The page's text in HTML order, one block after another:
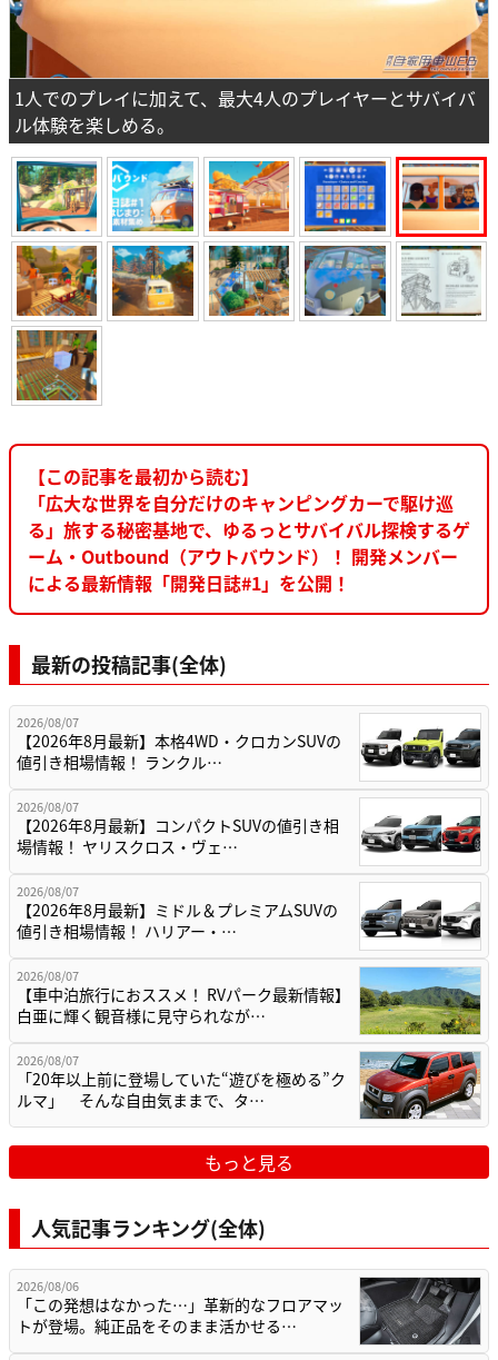
1人でのプレイに加えて、最大4人のプレイヤーとサバイバ
ル体験を楽しめる。
【この記事を最初から読む】
「広大な世界を自分だけのキャンピングカーで駆け巡
る」旅する秘密基地で、ゆるっとサバイバル探検するゲ
ーム・Outbound（アウトバウンド）！ 開発メンバー
による最新情報「開発日誌#1」を公開！
最新の投稿記事(全体)
2026/08/07
【2026年8月最新】本格4WD・クロカンSUVの
値引き相場情報！ ランクル…
2026/08/07
【2026年8月最新】コンパクトSUVの値引き相
場情報！ ヤリスクロス・ヴェ…
2026/08/07
【2026年8月最新】ミドル＆プレミアムSUVの
値引き相場情報！ ハリアー・…
2026/08/07
【車中泊旅行におススメ！ RVパーク最新情報】
白亜に輝く観音様に見守られなが…
2026/08/07
「20年以上前に登場していた“遊びを極める”ク
ルマ」 そんな自由気ままで、タ…
もっと見る
人気記事ランキング(全体)
2026/08/06
「この発想はなかった…」革新的なフロアマッ
トが登場。純正品をそのまま活かせる…